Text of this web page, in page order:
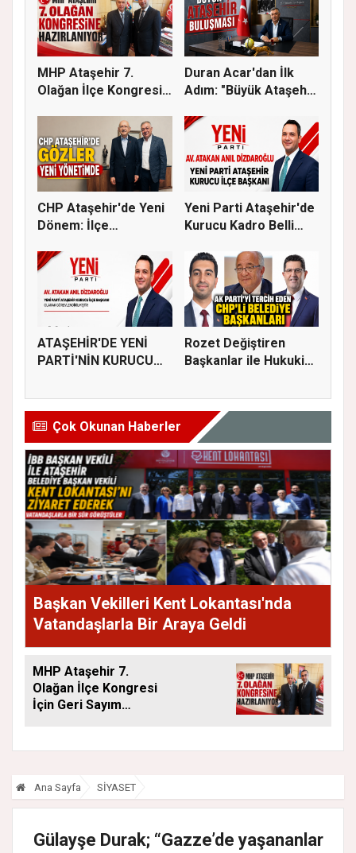
MHP Ataşehir 7.
Olağan İlçe Kongresi
Duran Acar'dan İlk
Adım: "Büyük Ataşehir
CHP Ataşehir'de Yeni
Dönem: İlçe
Yeni Parti Ataşehir'de
Kurucu Kadro Belli
ATAŞEHİR'DE YENİ
PARTİ'NİN KURUCU
Rozet Değiştiren
Başkanlar ile Hukuki
Çok Okunan Haberler
Başkan Vekilleri Kent Lokantası'nda
Vatandaşlarla Bir Araya Geldi
MHP Ataşehir 7.
Olağan İlçe Kongresi
İçin Geri Sayım
Ana Sayfa SİYASET
Gülayşe Durak; “Gazze’de yaşananlar